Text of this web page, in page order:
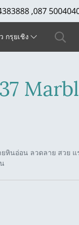
,087
กรุยเชิง
หินอ่อน ลวดลาย สวย แ